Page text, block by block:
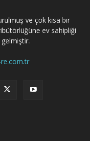
ve çok kısa bir
ev sahipliği